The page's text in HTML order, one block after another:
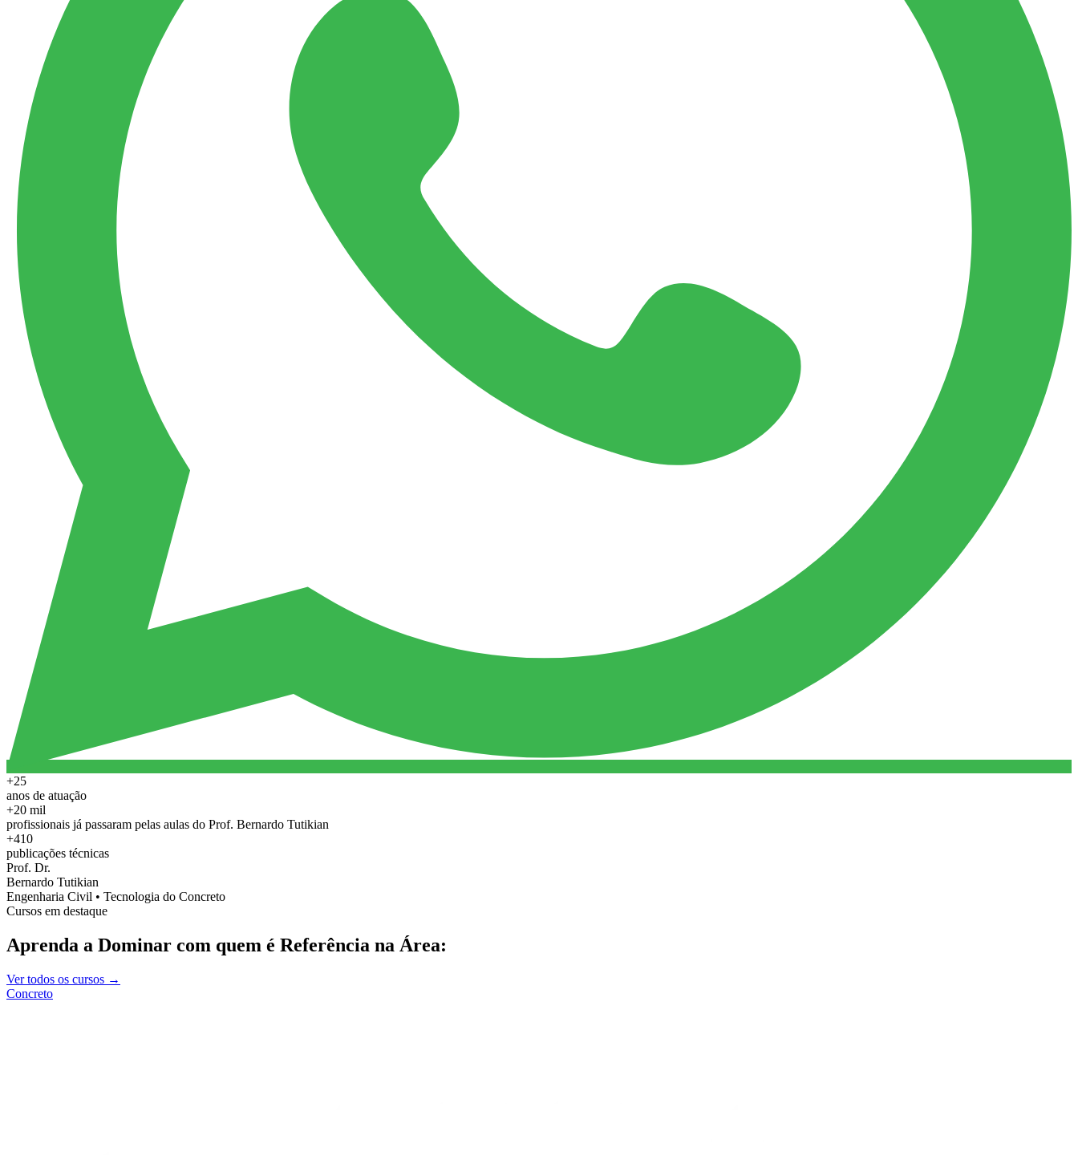
+25
anos de atuação
+20 mil
profissionais já passaram pelas aulas do Prof. Bernardo Tutikian
+410
publicações técnicas
Prof. Dr.
Bernardo Tutikian
Engenharia Civil • Tecnologia do Concreto
Cursos em destaque
Aprenda a Dominar com quem é Referência na Área:
Ver todos os cursos →
Concreto